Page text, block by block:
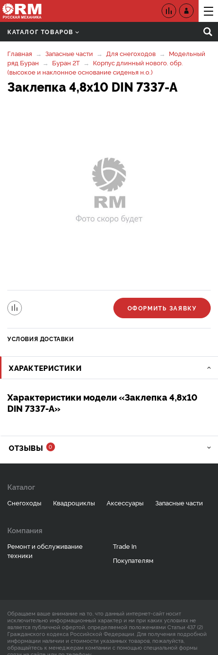
КАТАЛОГ ТОВАРОВ
Главная Запасные части Для снегоходов
Модельный
ряд Буран
Буран 2Т
Корпус длинный нового. обр.
(высокое и наклонное основание сиденья н.о.)
Заклепка 4,8х10 DIN 7337-A
ОФОРМИТЬ ЗАЯВКУ
УСЛОВИЯ ДОСТАВКИ
ХАРАКТЕРИСТИКИ
Характеристики модели «Заклепка 4,8х10
DIN 7337-A»
ОТЗЫВЫ 0
Каталог
Снегоходы Квадроциклы Аксессуары Запасные части
Компания
Ремонт и обслуживание
техники
Trade In
Покупателям
Обращаем ваше внимание на то, что данный интернет-сайт носит
исключительно информационный характер и ни при каких условиях не
является публичной офертой, определяемой положениями Статьи 437 (2)
Гражданского кодекса Российской Федерации. Для получения подробной
информации наличии и стоимости указанных товаров, пожалуйста,
обращайтесь к менеджерам компании с помощью специальной формы